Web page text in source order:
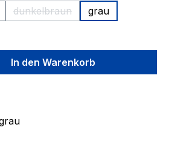
dunkelbraun
(Diese Option ist zurzeit nicht
grau
gewünschten Wert
In den Warenkorb